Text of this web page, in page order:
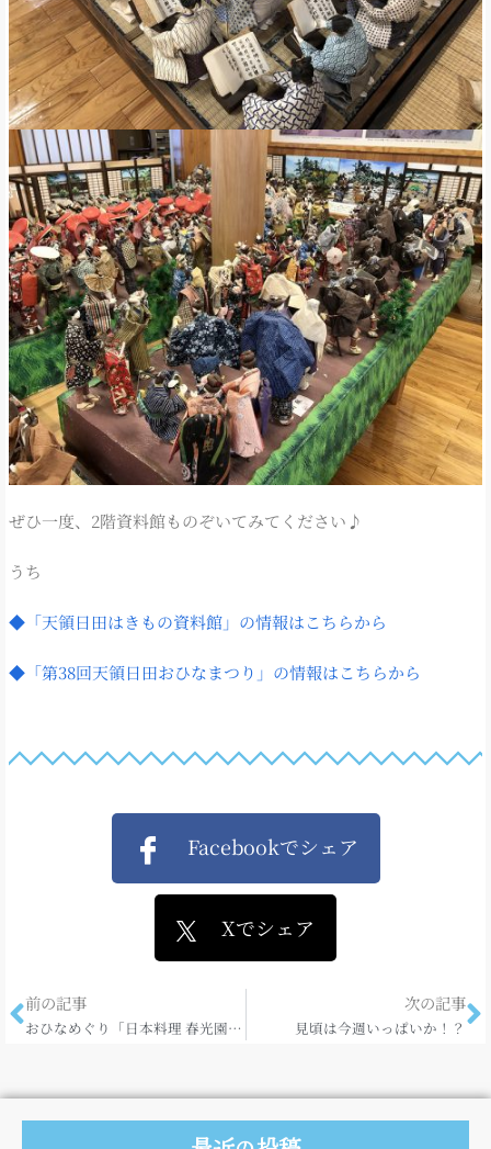
ぜひ一度、2階資料館ものぞいてみてください♪
うち
◆「天領日田はきもの資料館」の情報はこちらから
◆「第38回天領日田おひなまつり」の情報はこちらから
Facebookでシェア
Xでシェア
前の記事
おひなめぐり「日本料理 春光園」さん
次の記事
見頃は今週いっぱいか！？